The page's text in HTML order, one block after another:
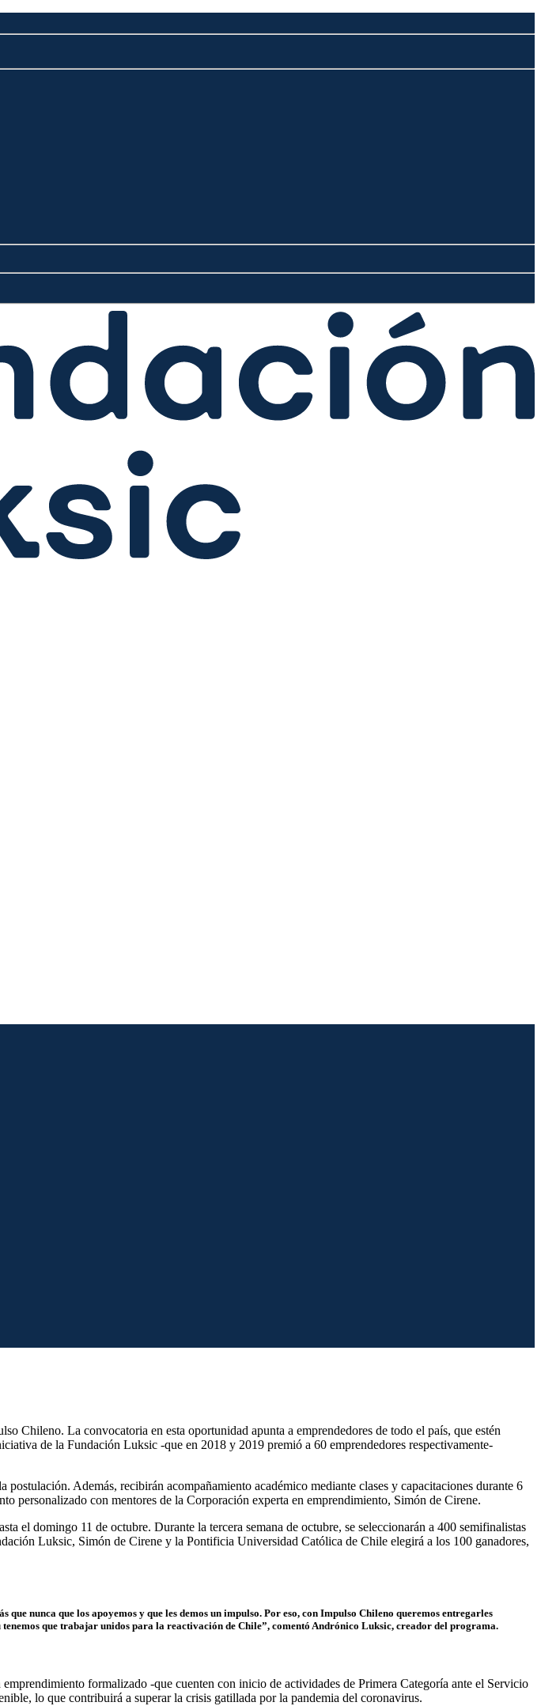
Chileno. La convocatoria en esta oportunidad apunta a emprendedores de todo el país, que estén
de la Fundación Luksic -que en 2018 y 2019 premió a 60 emprendedores respectivamente-
Además, recibirán acompañamiento académico mediante clases y capacitaciones durante 6
personalizado con mentores de la Corporación experta en emprendimiento, Simón de Cirene.
el domingo 11 de octubre. Durante la tercera semana de octubre, se seleccionarán a 400 semifinalistas
Luksic, Simón de Cirene y la Pontificia Universidad Católica de Chile elegirá a los 100 ganadores,
nunca que los apoyemos y que les demos un impulso. Por eso, con Impulso Chileno queremos entregarles
que trabajar unidos para la reactivación de Chile”, comentó Andrónico Luksic, creador del programa.
formalizado -que cuenten con inicio de actividades de Primera Categoría ante el Servicio
lo que contribuirá a superar la crisis gatillada por la pandemia del coronavirus.